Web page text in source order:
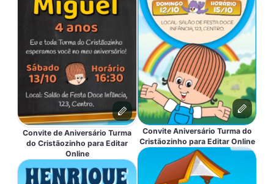
Convite de Aniversário Turma
do Cristãozinho para Editar
Online
Convite Aniversário Turma do
Cristãozinho para Editar Online